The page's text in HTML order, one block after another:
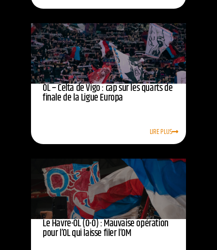
OL – Celta de Vigo : cap sur les quarts de
finale de la Ligue Europa
LIRE PLUS
Le Havre-OL (0-0) : Mauvaise opération
pour l’OL qui laisse filer l’OM